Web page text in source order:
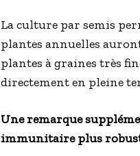
La culture par semis
plantes annuelles
plantes à graines très
directement en pleine
Une remarque
immunitaire plus